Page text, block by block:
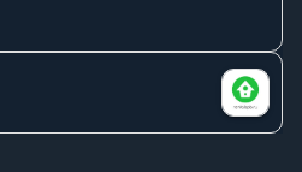
приборы, кухонная утварь